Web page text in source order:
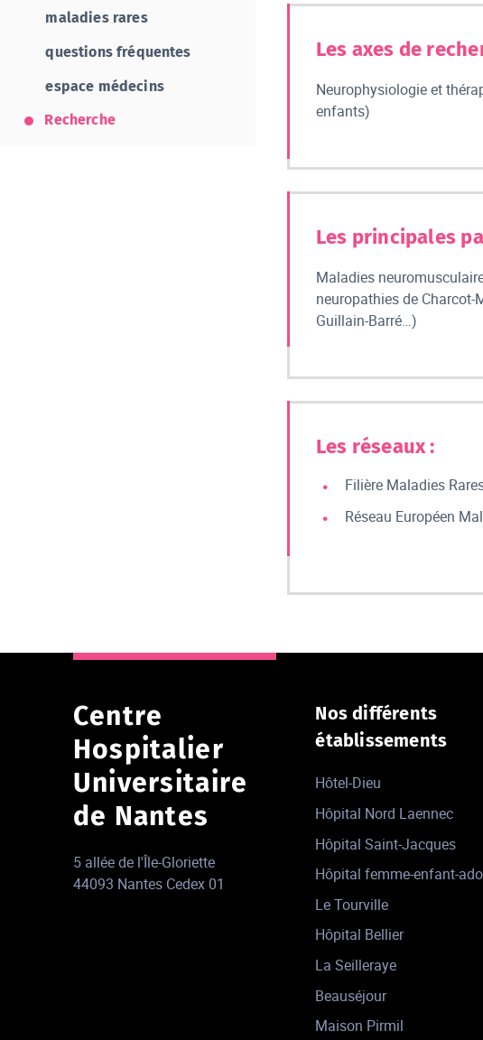
Les axes de
Neurophysiologie et
enfants)
Les principales
Maladies
neuropathies de Charcot-
Guillain-Barré…)
Les réseaux :
Filière Maladies
Réseau Européen
maladies rares
questions fréquentes
espace médecins
Recherche
Centre
Hospitalier
Universitaire
de Nantes
5 allée de l'Île-Gloriette
44093 Nantes Cedex 01
Nos différents
établissements
Hôtel-Dieu
Hôpital Nord Laennec
Hôpital Saint-Jacques
Hôpital femme-enfant-
Le Tourville
Hôpital Bellier
La Seilleraye
Beauséjour
Maison Pirmil